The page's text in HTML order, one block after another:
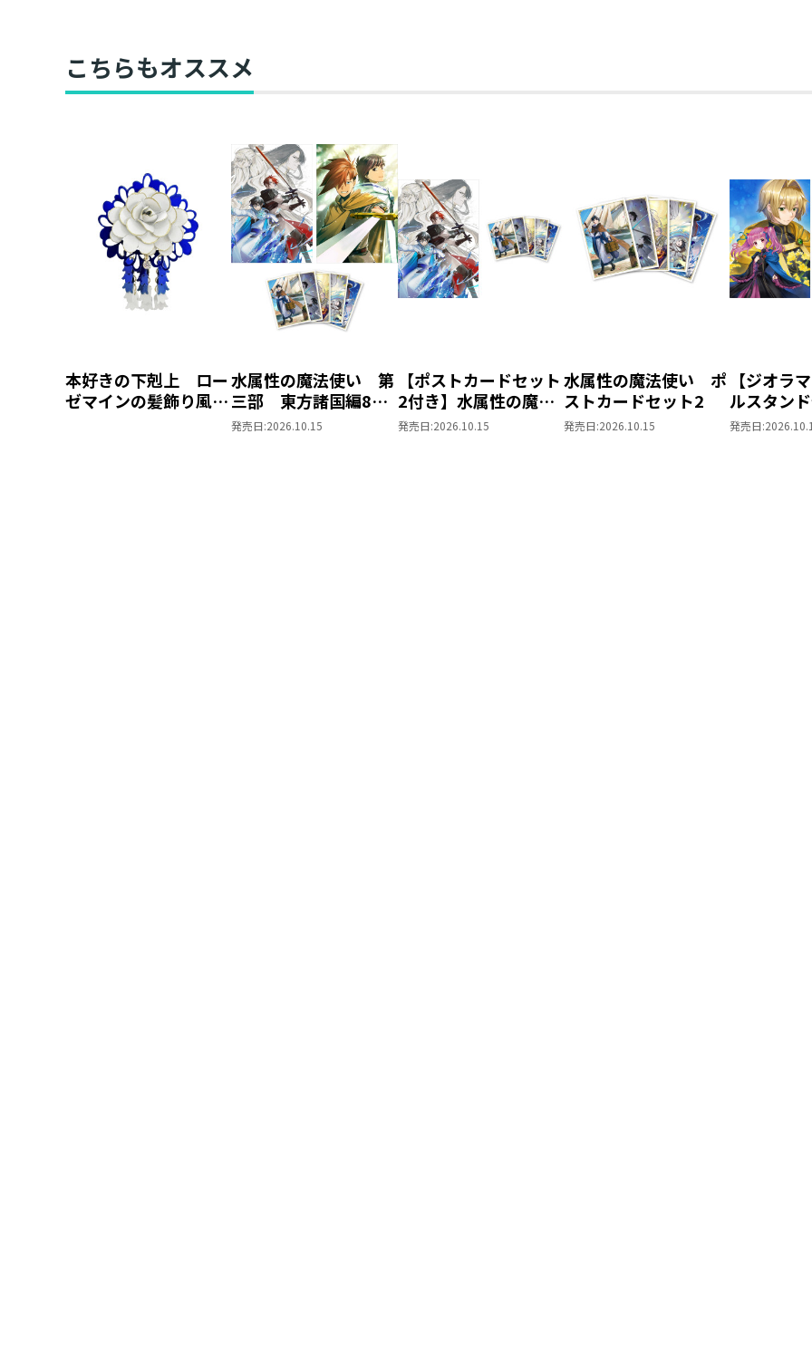
こちらもオススメ
本好きの下剋上 ロー
ゼマインの髪飾り風ブ
水属性の魔法使い 第
三部 東方諸国編8
同時発売まとめ買いセ
発売日:2026.10.15
【ポストカードセット
2付き】水属性の魔法
使い 第三部 東方諸
発売日:2026.10.15
水属性の魔法使い ポ
ストカードセット2
発売日:2026.10.15
【ジオラ
ルスタン
きの下剋上
発売日: